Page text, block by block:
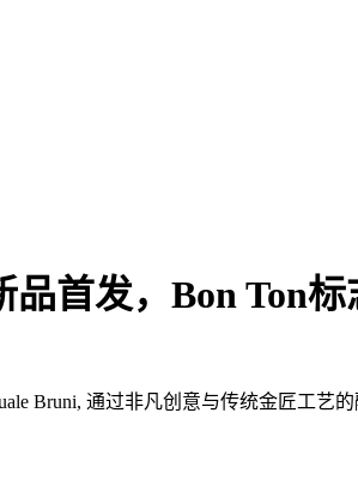
首发，Bon Ton
Bruni, 通过非凡创意与传统金匠工艺